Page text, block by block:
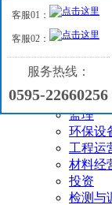
环境咨
工程咨
海洋咨
工程设
工程施
监理
环保设
工程运
材料经
投资
检测与
客服01：
客服02：
服务热线：
0595-22660256